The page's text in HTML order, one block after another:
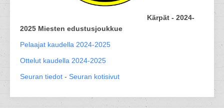
Kärpät - 2024-
2025 Miesten edustusjoukkue
Pelaajat kaudella 2024-2025
Ottelut kaudella 2024-2025
Seuran tiedot - Seuran kotisivut